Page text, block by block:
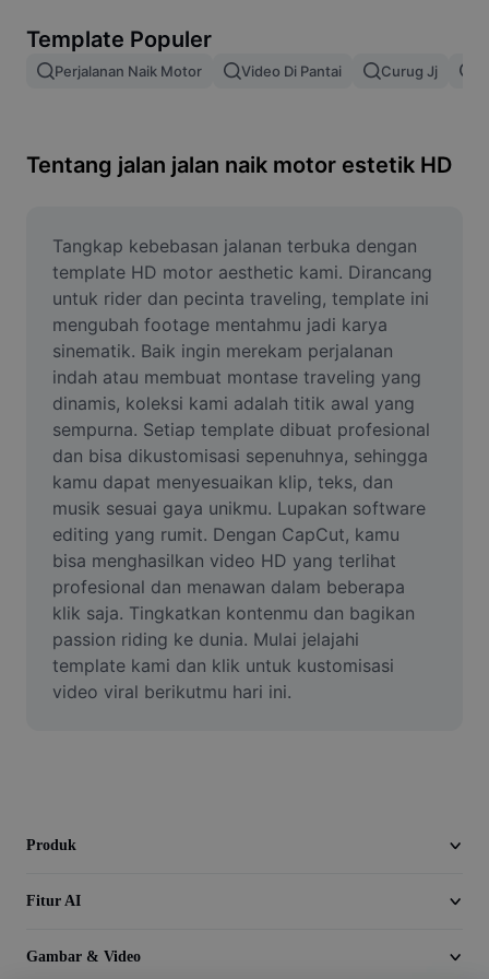
Gabung gambar
Ubah Ukuran Gambar
Pembuat Meme
AI Text Remover
AI People Remover
AI Inpainting
Face Cutout
Video
Hapus latar belakang video
Tingkatkan kualitas
Editor Video
Pangkas Video
Template Populer
Perjalanan Naik Motor Video Di Pantai Curug Jj
Tentang jalan jalan naik motor estetik HD
Tangkap kebebasan jalanan terbuka dengan
template HD motor aesthetic kami. Dirancang
untuk rider dan pecinta traveling, template ini
mengubah footage mentahmu jadi karya
sinematik. Baik ingin merekam perjalanan
indah atau membuat montase traveling yang
dinamis, koleksi kami adalah titik awal yang
sempurna. Setiap template dibuat profesional
dan bisa dikustomisasi sepenuhnya, sehingga
kamu dapat menyesuaikan klip, teks, dan
musik sesuai gaya unikmu. Lupakan software
editing yang rumit. Dengan CapCut, kamu
bisa menghasilkan video HD yang terlihat
profesional dan menawan dalam beberapa
klik saja. Tingkatkan kontenmu dan bagikan
passion riding ke dunia. Mulai jelajahi
template kami dan klik untuk kustomisasi
video viral berikutmu hari ini.
Produk
Fitur AI
Gambar & Video